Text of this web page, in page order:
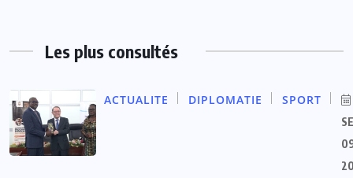
Les plus consultés
ACTUALITE DIPLOMATIE SPORT